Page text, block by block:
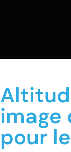
image
pour